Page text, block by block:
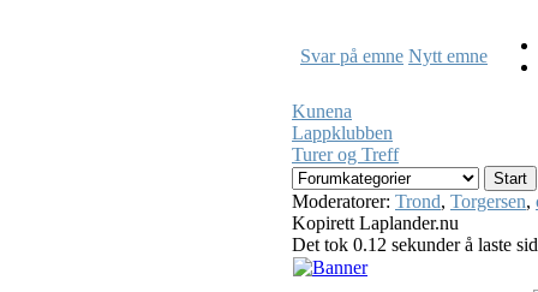
Svar på emne Nytt emne
Kunena
Lappklubben
Turer og Treff
Moderatorer: Trond, Torgersen,
Kopirett Laplander.nu
Det tok 0.12 sekunder å laste